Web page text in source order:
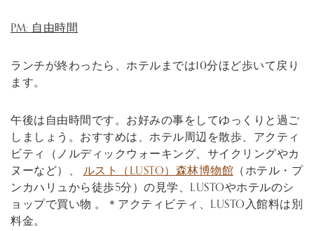
PM:自由時間
ランチが終わったら、ホテルまでは10分ほど歩いて戻り
ます。
午後は自由時間です。お好みの事をしてゆっくりと過ご
しましょう。おすすめは、ホテル周辺を散歩、アクティ
ビティ（ノルディックウォーキング、サイクリングやカ
ヌーなど）、ルスト（LUSTO）森林博物館 （ホテル・プ
ンカハリュから徒歩5分）の見学、LUSTOやホテルのシ
ョップで買い物 。＊アクティビティ、LUSTO入館料は別
料金。